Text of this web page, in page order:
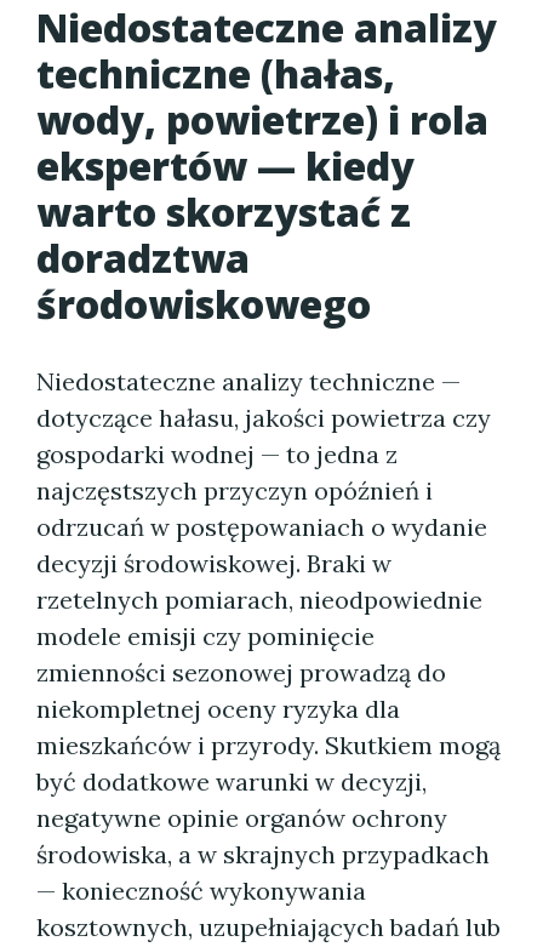
Niedostateczne analizy
techniczne (hałas,
wody, powietrze) i rola
ekspertów — kiedy
warto skorzystać z
doradztwa
środowiskowego
Niedostateczne analizy techniczne —
dotyczące hałasu, jakości powietrza czy
gospodarki wodnej — to jedna z
najczęstszych przyczyn opóźnień i
odrzucań w postępowaniach o wydanie
decyzji środowiskowej. Braki w
rzetelnych pomiarach, nieodpowiednie
modele emisji czy pominięcie
zmienności sezonowej prowadzą do
niekompletnej oceny ryzyka dla
mieszkańców i przyrody. Skutkiem mogą
być dodatkowe warunki w decyzji,
negatywne opinie organów ochrony
środowiska, a w skrajnych przypadkach
— konieczność wykonywania
kosztownych, uzupełniających badań lub